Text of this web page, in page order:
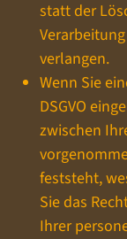
statt der
verlangen.
Wenn Sie
DSGVO
zwischen
feststeht,
Sie das
Ihrer